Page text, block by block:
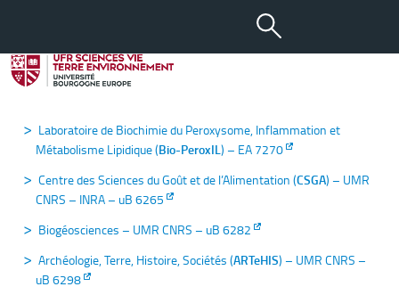
Agroécologie, UMR INRA‐uB‐CNRS 1347
Laboratoire de Biochimie du Peroxysome, Inflammation et
Métabolisme Lipidique (Bio-PeroxIL) – EA 7270
Centre des Sciences du Goût et de l’Alimentation (CSGA) – UMR
CNRS – INRA – uB 6265
Biogéosciences – UMR CNRS – uB 6282
Archéologie, Terre, Histoire, Sociétés (ARTeHIS) – UMR CNRS –
uB 6298